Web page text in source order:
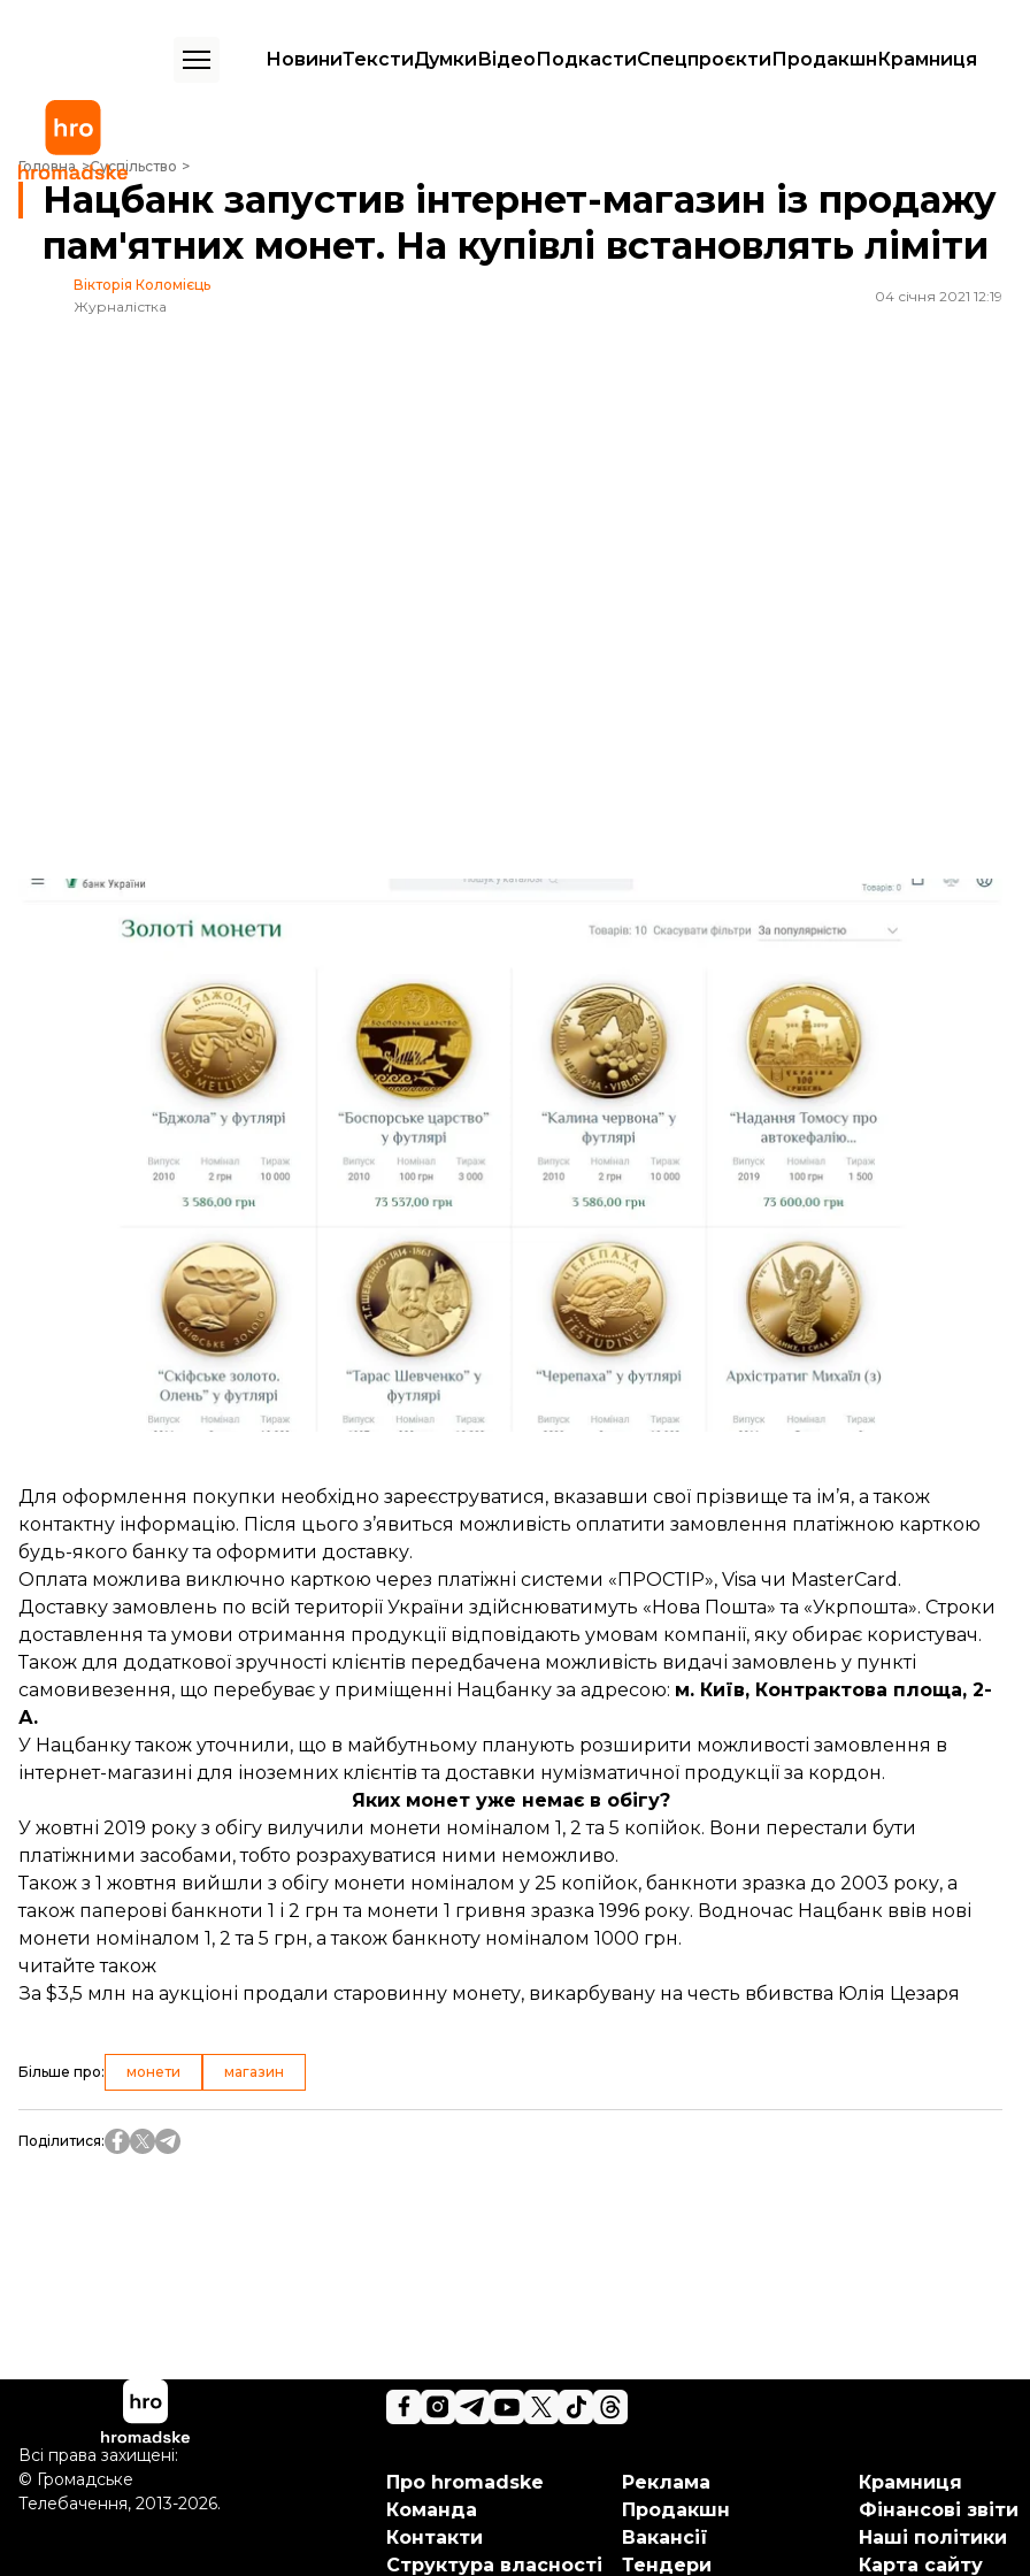
НовиниТекстиДумкиВідеоПодкастиСпецпроєктиПродакшнКрамниця
Головна Суспільство
Нацбанк запустив інтернет-магазин із продажу пам'ятних монет. На купівлі встановлять ліміти
Нацбанк запустив інтернет-магазин із продажу
пам'ятних монет. На купівлі встановлять ліміти
Вікторія Коломієць
Журналістка
04 січня 2021 12:19
пам'ятних монет та сувенірів.
повідомляєпресслужба НБУ.
З 4 січня нумізматичну продукцію Нацбанку можна придбати онлайн цілодобово без вихідних в
інтернет-магазині осьтут.
Доступні для продажу пам’ятні монети України та сувенірна продукція реалізовуватимуться за
роздрібною ціною НБУ. Для задоволення потреб всіх охочих на замовлення продукції діятимуть
певні ліміти, що залежатимуть від попиту на неї.
Для оформлення покупки необхідно зареєструватися, вказавши свої прізвище та ім’я, а також
контактну інформацію. Після цього з’явиться можливість оплатити замовлення платіжною карткою
будь-якого банку та оформити доставку.
Оплата можлива виключно карткою через платіжні системи «ПРОСТІР», Visa чи MasterCard.
Доставку замовлень по всій території України здійснюватимуть «Нова Пошта» та «Укрпошта». Строки
доставлення та умови отримання продукції відповідають умовам компанії, яку обирає користувач.
Також для додаткової зручності клієнтів передбачена можливість видачі замовлень у пункті
самовивезення, що перебуває у приміщенні Нацбанку за адресою: м. Київ, Контрактова площа, 2-
А.
У Нацбанку також уточнили, що в майбутньому планують розширити можливості замовлення в
інтернет-магазині для іноземних клієнтів та доставки нумізматичної продукції за кордон.
Яких монет уже немає в обігу?
У жовтні 2019 року з обігу вилучили монети номіналом 1, 2 та 5 копійок. Вони перестали бути
платіжними засобами, тобто розрахуватися ними неможливо.
Також з 1 жовтня вийшли з обігу монети номіналом у 25 копійок, банкноти зразка до 2003 року, а
також паперові банкноти 1 і 2 грн та монети 1 гривня зразка 1996 року. Водночас Нацбанк ввів нові
монети номіналом 1, 2 та 5 грн, а також банкноту номіналом 1000 грн.
читайте також
За $3,5 млн на аукціоні продали старовинну монету, викарбувану на честь вбивства Юлія Цезаря
Більше про: монети магазин
Поділитися:
Про hromadske
Команда
Контакти
Структура власності
Реклама
Продакшн
Вакансії
Тендери
Крамниця
Фінансові звіти
Наші політики
Карта сайту
Всі права захищені:
© Громадське
Телебачення, 2013-2026.